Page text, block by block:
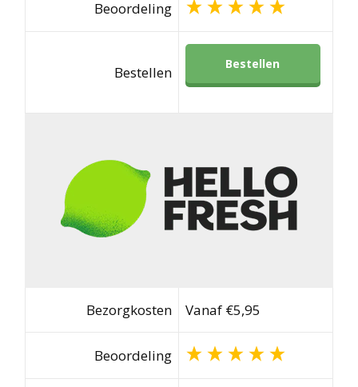
Beoordeling
Bestellen Bestellen
Bezorgkosten Vanaf €5,95
Beoordeling